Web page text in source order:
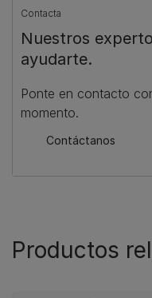
Contacta
Nuestros
ayudarte.
Ponte en contacto
momento.
Contáctanos
Productos